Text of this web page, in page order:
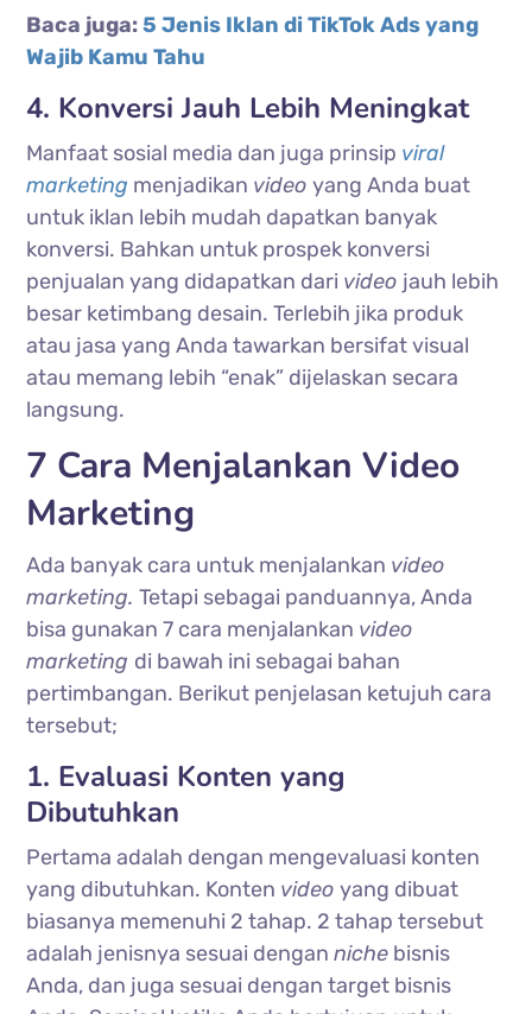
Baca juga: 5 Jenis Iklan di TikTok Ads yang
Wajib Kamu Tahu
4. Konversi Jauh Lebih Meningkat
Manfaat sosial media dan juga prinsip viral
marketing menjadikan videoyang Anda buat
untuk iklan lebih mudah dapatkan banyak
konversi. Bahkan untuk prospek konversi
penjualan yang didapatkan dari video jauh lebih
besar ketimbang desain. Terlebih jika produk
atau jasa yang Anda tawarkan bersifat visual
atau memang lebih “enak” dijelaskan secara
langsung.
7 Cara Menjalankan Video
Marketing
Ada banyak cara untuk menjalankan video
marketing.Tetapi sebagai panduannya, Anda
bisa gunakan 7 cara menjalankan video
marketing di bawah ini sebagai bahan
pertimbangan. Berikut penjelasan ketujuh cara
tersebut;
1. Evaluasi Konten yang
Dibutuhkan
Pertama adalah dengan mengevaluasi konten
yang dibutuhkan. Konten videoyang dibuat
biasanya memenuhi 2 tahap. 2 tahap tersebut
adalah jenisnya sesuai denganniche bisnis
Anda, dan juga sesuai dengan target bisnis